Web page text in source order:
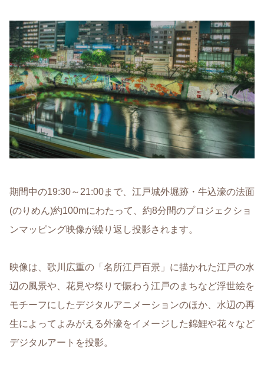
期間中の19:30～21:00まで、江戸城外堀跡・牛込濠の法面
(のりめん)約100mにわたって、約8分間のプロジェクショ
ンマッピング映像が繰り返し投影されます。
映像は、歌川広重の「名所江戸百景」に描かれた江戸の水
辺の風景や、花見や祭りで賑わう江戸のまちなど浮世絵を
モチーフにしたデジタルアニメーションのほか、水辺の再
生によってよみがえる外濠をイメージした錦鯉や花々など
デジタルアートを投影。